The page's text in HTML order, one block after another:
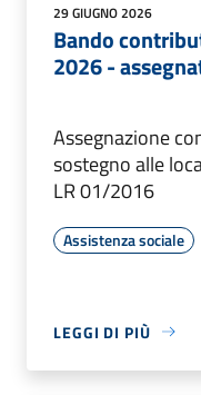
29 GIUGNO 2026
Bando
2026 -
Assegnazione
sostegno alle
LR 01/2016
Assistenza sociale
LEGGI DI PIÙ